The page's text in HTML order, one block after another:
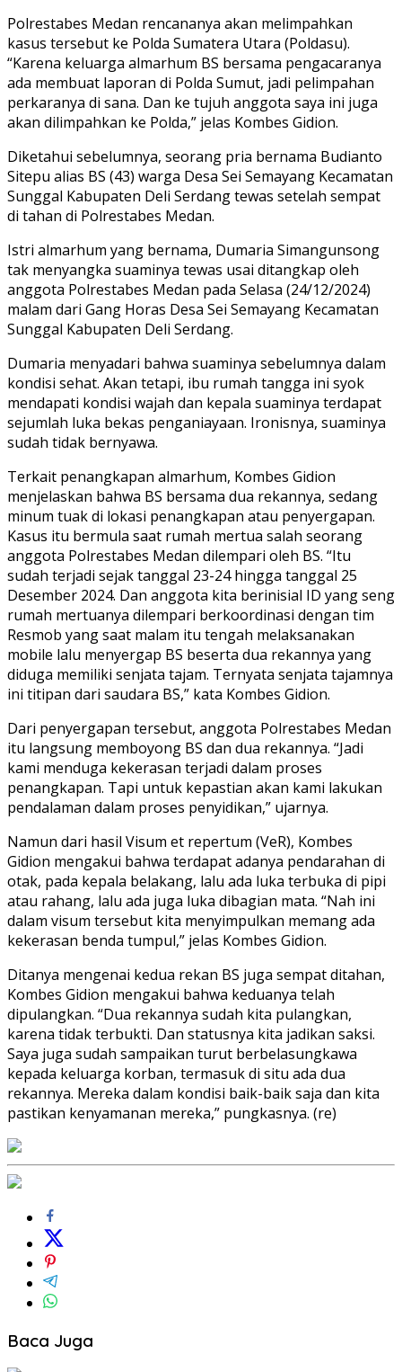
Polrestabes Medan rencananya akan melimpahkan
kasus tersebut ke Polda Sumatera Utara (Poldasu).
“Karena keluarga almarhum BS bersama pengacaranya
ada membuat laporan di Polda Sumut, jadi pelimpahan
perkaranya di sana. Dan ke tujuh anggota saya ini juga
akan dilimpahkan ke Polda,” jelas Kombes Gidion.
Diketahui sebelumnya, seorang pria bernama Budianto
Sitepu alias BS (43) warga Desa Sei Semayang Kecamatan
Sunggal Kabupaten Deli Serdang tewas setelah sempat
di tahan di Polrestabes Medan.
Istri almarhum yang bernama, Dumaria Simangunsong
tak menyangka suaminya tewas usai ditangkap oleh
anggota Polrestabes Medan pada Selasa (24/12/2024)
malam dari Gang Horas Desa Sei Semayang Kecamatan
Sunggal Kabupaten Deli Serdang.
Dumaria menyadari bahwa suaminya sebelumnya dalam
kondisi sehat. Akan tetapi, ibu rumah tangga ini syok
mendapati kondisi wajah dan kepala suaminya terdapat
sejumlah luka bekas penganiayaan. Ironisnya, suaminya
sudah tidak bernyawa.
Terkait penangkapan almarhum, Kombes Gidion
menjelaskan bahwa BS bersama dua rekannya, sedang
minum tuak di lokasi penangkapan atau penyergapan.
Kasus itu bermula saat rumah mertua salah seorang
anggota Polrestabes Medan dilempari oleh BS. “Itu
sudah terjadi sejak tanggal 23-24 hingga tanggal 25
Desember 2024. Dan anggota kita berinisial ID yang seng
rumah mertuanya dilempari berkoordinasi dengan tim
Resmob yang saat malam itu tengah melaksanakan
mobile lalu menyergap BS beserta dua rekannya yang
diduga memiliki senjata tajam. Ternyata senjata tajamnya
ini titipan dari saudara BS,” kata Kombes Gidion.
Dari penyergapan tersebut, anggota Polrestabes Medan
itu langsung memboyong BS dan dua rekannya. “Jadi
kami menduga kekerasan terjadi dalam proses
penangkapan. Tapi untuk kepastian akan kami lakukan
pendalaman dalam proses penyidikan,” ujarnya.
Namun dari hasil Visum et repertum (VeR), Kombes
Gidion mengakui bahwa terdapat adanya pendarahan di
otak, pada kepala belakang, lalu ada luka terbuka di pipi
atau rahang, lalu ada juga luka dibagian mata. “Nah ini
dalam visum tersebut kita menyimpulkan memang ada
kekerasan benda tumpul,” jelas Kombes Gidion.
Ditanya mengenai kedua rekan BS juga sempat ditahan,
Kombes Gidion mengakui bahwa keduanya telah
dipulangkan. “Dua rekannya sudah kita pulangkan,
karena tidak terbukti. Dan statusnya kita jadikan saksi.
Saya juga sudah sampaikan turut berbelasungkawa
kepada keluarga korban, termasuk di situ ada dua
rekannya. Mereka dalam kondisi baik-baik saja dan kita
pastikan kenyamanan mereka,” pungkasnya. (re)
Baca Juga